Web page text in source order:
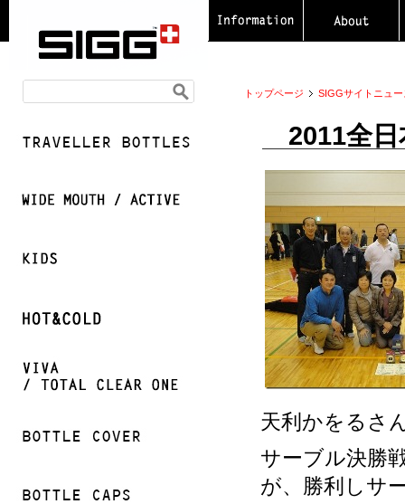
トップページ SIGGサイトニュー
2011全
天利かをるさ
サーブル決勝
が、勝利しサ